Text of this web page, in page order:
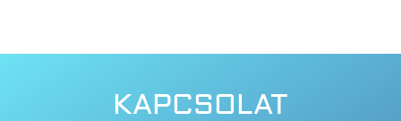
KAPCSOLAT